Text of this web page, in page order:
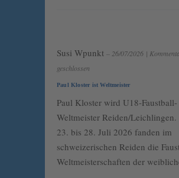
Susi Wpunkt – 26/07/2026 |
geschlossen
Paul Kloster ist Weltmeister
Paul Kloster wird U18-Faustball-
Weltmeister Reiden/Leichlingen.
23. bis 28. Juli 2026 fanden im
schweizerischen Reiden die
Weltmeisterschaften der